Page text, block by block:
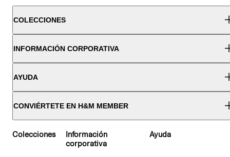
COLECCIONES
INFORMACIÓN CORPORATIVA
AYUDA
CONVIÉRTETE EN H&M MEMBER
Colecciones
Información
corporativa
Ayuda